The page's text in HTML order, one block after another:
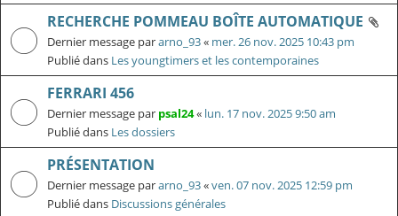
RECHERCHE POMMEAU BOÎTE AUTOMATIQUE
Dernier message pararno_93« mer. 26 nov. 2025 10:43 pm
Publié dans Les youngtimers et les contemporaines
FERRARI 456
Dernier message par psal24« lun. 17 nov. 2025 9:50 am
Publié dans Les dossiers
PRÉSENTATION
Dernier message pararno_93«ven. 07 nov. 2025 12:59 pm
Publié dans Discussions générales